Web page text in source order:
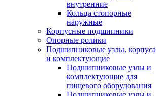
внутренние
Кольца стопорные
наружные
Корпусные подшипники
Опорные ролики
Подшипниковые узлы, корпуса
и комплектующие
Подшипниковые узлы и
комплектующие для
пищевого оборудования